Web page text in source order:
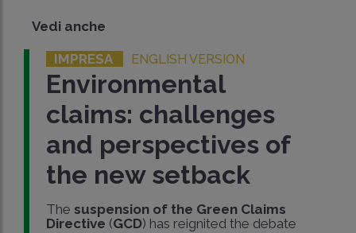
Vedi anche
IMPRESA ENGLISH VERSION
Environmental
claims: challenges
and perspectives of
the new setback
The suspension of the Green Claims
Directive (GCD) has reignited the debate